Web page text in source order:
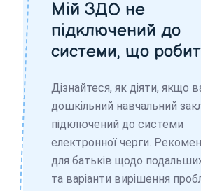
Мій ЗДО не
підключений до
системи, що
Дізнайтеся, як діяти, якщо
дошкільний навчальний
підключений до системи
електронної черги.
для батьків щодо
та варіанти вирішення